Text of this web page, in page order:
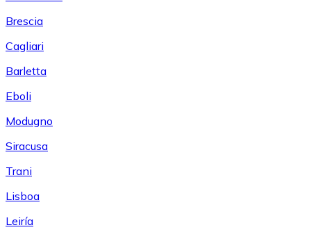
Brescia
Cagliari
Barletta
Eboli
Modugno
Siracusa
Trani
Lisboa
Leiría